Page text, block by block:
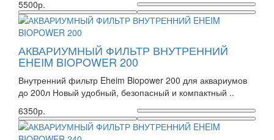
5500р.
АКВАРИУМНЫЙ ФИЛЬТР ВНУТРЕННИЙ
EHEIM BIOPOWER 200
Внутренний фильтр Eheim Biopower 200 для аквариумов
до 200л Новый удобный, безопасный и компактный ..
6350р.